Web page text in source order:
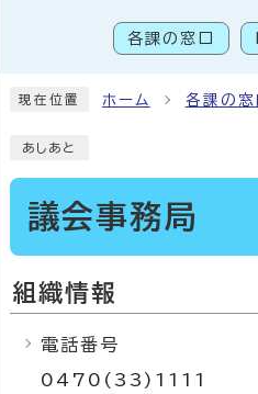
各課の窓口
現在位置 ホーム 各課の窓
あしあと
議会事務局
組織情報
電話番号
0470(33)1111